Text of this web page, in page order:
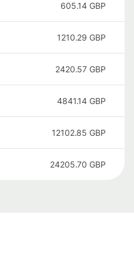
605.14 GBP
1210.29 GBP
2420.57 GBP
4841.14 GBP
12102.85 GBP
24205.70 GBP